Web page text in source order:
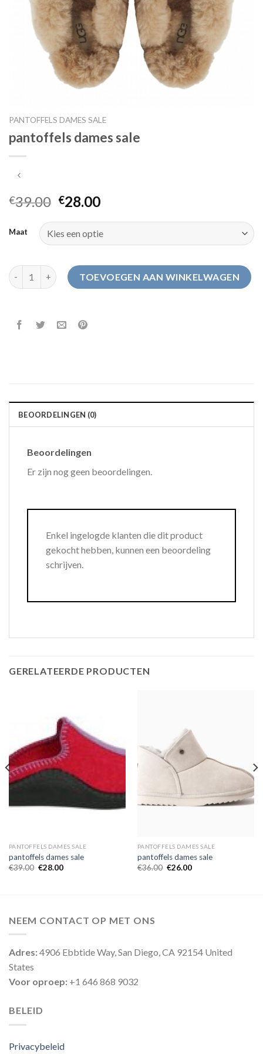
PANTOFFELS DAMES SALE
pantoffels dames sale
€39.00 €28.00
Maat
pantoffels dames sale aantalTOEVOEGEN AAN WINKELWAGEN
BEOORDELINGEN (0)
Beoordelingen
Er zijn nog geen beoordelingen.
Enkel ingelogde klanten die dit product
gekocht hebben, kunnen een beoordeling
schrijven.
GERELATEERDE PRODUCTEN
PANTOFFELS DAMES SALE
pantoffels dames sale
€39.00 €28.00
PANTOFFELS DAMES SALE
pantoffels dames sale
€36.00 €26.00
NEEM CONTACT OP MET ONS
Adres:4906 Ebbtide Way, San Diego, CA 92154 United
States
Voor oproep: +1 646 868 9032
BELEID
Privacybeleid